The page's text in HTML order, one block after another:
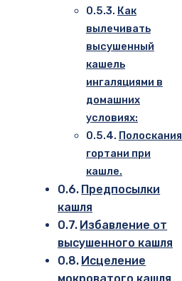
Как
вылечивать
высушенный
кашель
ингаляциями в
домашних
условиях:
Полоскания
гортани при
кашле.
Предпосылки
кашля
Избавление от
высушенного кашля
Исцеление